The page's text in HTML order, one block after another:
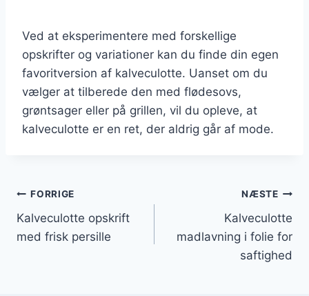
Ved at eksperimentere med forskellige
opskrifter og variationer kan du finde din egen
favoritversion af kalveculotte. Uanset om du
vælger at tilberede den med flødesovs,
grøntsager eller på grillen, vil du opleve, at
kalveculotte er en ret, der aldrig går af mode.
Indlægsnavigation
FORRIGE
Kalveculotte opskrift
med frisk persille
NÆSTE
Kalveculotte
madlavning i folie for
saftighed